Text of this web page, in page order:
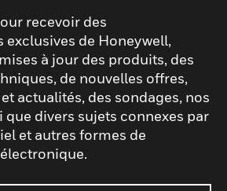
recevoir des
de Honeywell,
à jour des produits, des
de nouvelles offres,
actualités, des sondages, nos
divers sujets connexes par
et autres formes de